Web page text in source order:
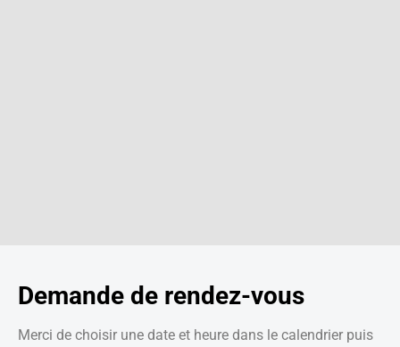
Demande de rendez-vous
Merci de choisir une date et heure dans le calendrier puis